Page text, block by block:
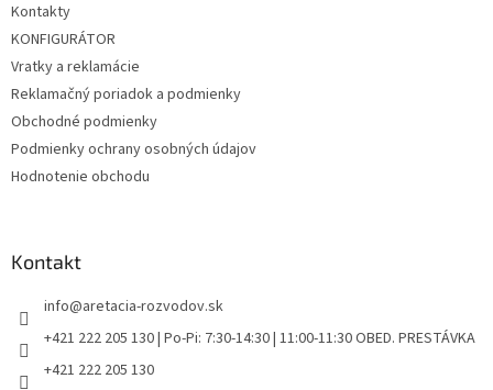
Kontakty
KONFIGURÁTOR
Vratky a reklamácie
Reklamačný poriadok a podmienky
Obchodné podmienky
Podmienky ochrany osobných údajov
Hodnotenie obchodu
Kontakt
info@aretacia-rozvodov.sk
+421 222 205 130 | Po-Pi: 7:30-14:30 | 11:00-11:30 OBED. PRESTÁVKA
+421 222 205 130